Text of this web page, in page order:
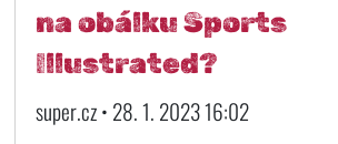
na obálku Sports
Illustrated?
super.cz • 28. 1. 2023 16:02